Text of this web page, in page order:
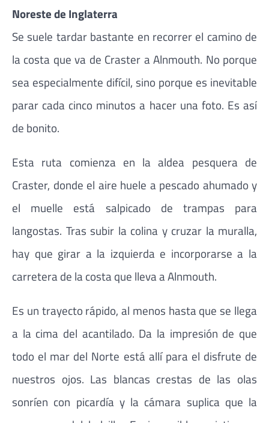
Noreste de Inglaterra
Se suele tardar bastante en recorrer el camino de
la costa que va de Craster a Alnmouth. No porque
sea especialmente difícil, sino porque es inevitable
parar cada cinco minutos a hacer una foto. Es así
de bonito.
Esta ruta comienza en la aldea pesquera de
Craster, donde el aire huele a pescado ahumado y
el muelle está salpicado de trampas para
langostas. Tras subir la colina y cruzar la muralla,
hay que girar a la izquierda e incorporarse a la
carretera de la costa que lleva a Alnmouth.
Es un trayecto rápido, al menos hasta que se llega
a la cima del acantilado. Da la impresión de que
todo el mar del Norte está allí para el disfrute de
nuestros ojos. Las blancas crestas de las olas
sonríen con picardía y la cámara suplica que la